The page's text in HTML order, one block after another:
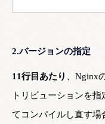
2.バージョンの指定
11行目あたり
、Nginx
トリビューションを
てコンパイルし直す場